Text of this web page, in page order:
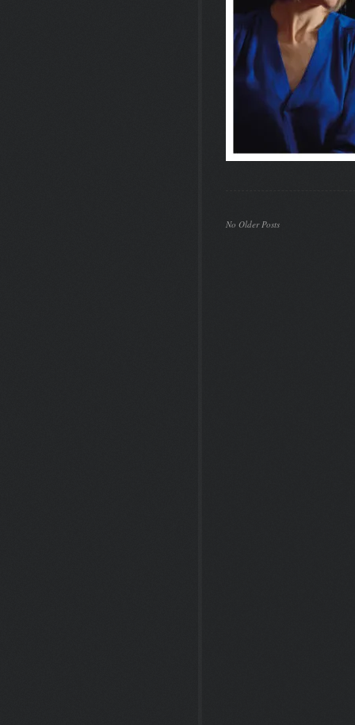
No Older Posts